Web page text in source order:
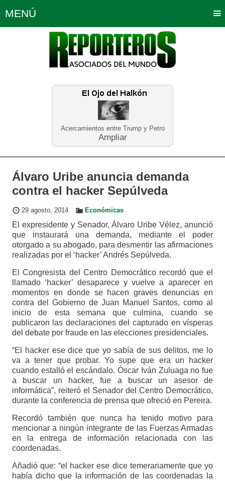
Acercamientos entre Trump y Petro
Ampliar
MENÚ
Política Opinión Bogotá
Planeta Tierra Deportes
Educación Neira
Álvaro Uribe anuncia demanda
contra el hacker Sepúlveda
29 agosto, 2014 Económicas
El expresidente y Senador, Álvaro Uribe Vélez, anunció
que instaurará una demanda, mediante el poder
otorgado a su abogado, para desmentir las afirmaciones
realizadas por el ‘hacker’ Andrés Sepúlveda.
El Congresista del Centro Democrático recordó que el
llamado ‘hacker’ desaparece y vuelve a aparecer en
momentos en donde se hacen graves denuncias en
contra del Gobierno de Juan Manuel Santos, como al
inicio de esta semana que culmina, cuando se
publicaron las declaraciones del capturado en vísperas
del debate por fraude en las elecciones presidenciales.
“El hacker ese dice que yo sabía de sus delitos, me lo
va a tener que probar. Yo supe que era un hacker
cuando estalló el escándalo. Óscar Iván Zuluaga no fue
a buscar un hacker, fue a buscar un asesor de
informática”, reiteró el Senador del Centro Democrático,
durante la conferencia de prensa que ofreció en Pereira.
Recordó también que nunca ha tenido motivo para
mencionar a ningún integrante de las Fuerzas Armadas
en la entrega de información relacionada con las
coordenadas.
Añadió que: “el hacker ese dice temerariamente que yo
había dicho que la información de las coordenadas la